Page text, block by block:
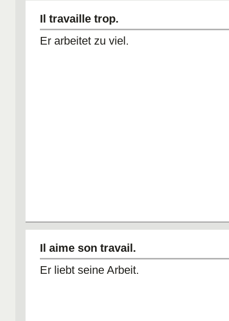
Il travaille trop.
Er arbeitet zu viel.
Il aime son travail.
Er liebt seine Arbeit.